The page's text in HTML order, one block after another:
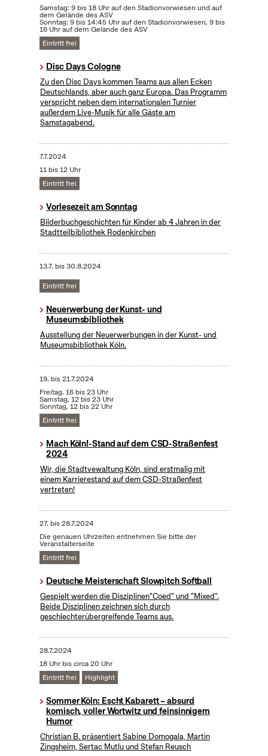
Samstag: 9 bis 18 Uhr auf den Stadionvorwiesen und auf
dem Gelände des ASV
Sonntag: 9 bis 14:45 Uhr auf den Stadionvorwiesen, 9 bis
16 Uhr auf dem Gelände des ASV
Eintritt frei
Disc Days Cologne
Zu den Disc Days kommen Teams aus allen Ecken
Deutschlands, aber auch ganz Europa. Das Programm
verspricht neben dem internationalen Turnier
außerdem Live-Musik für alle Gäste am
Samstagabend.
7.7.2024
11 bis 12 Uhr
Eintritt frei
Vorlesezeit am Sonntag
Bilderbuchgeschichten für Kinder ab 4 Jahren in der
Stadtteilbibliothek Rodenkirchen
13.7. bis30.8.2024
Eintritt frei
Neuerwerbung der Kunst- und
Museumsbibliothek
Ausstellung der Neuerwerbungen in der Kunst- und
Museumsbibliothek Köln.
19. bis21.7.2024
Freitag, 16 bis 23 Uhr
Samstag, 12 bis 23 Uhr
Sonntag, 12 bis 22 Uhr
Eintritt frei
Mach Köln!-Stand auf dem CSD-Straßenfest
2024
Wir, die Stadtvewaltung Köln, sind erstmalig mit
einem Karrierestand auf dem CSD-Straßenfest
vertreten!
27. bis28.7.2024
Die genauen Uhrzeiten entnehmen Sie bitte der
Veranstalterseite
Eintritt frei
Deutsche Meisterschaft Slowpitch Softball
Gespielt werden die Disziplinen"Coed" und "Mixed".
Beide Disziplinen zeichnen sich durch
geschlechterübergreifende Teams aus.
28.7.2024
18 Uhr bis circa 20 Uhr
Eintritt frei
Highlight
Sommer Köln: Escht Kabarett – absurd
komisch, voller Wortwitz und feinsinnigem
Humor
Christian B. präsentiert Sabine Domogala, Martin
Zingsheim, Sertac Mutlu und Stefan Reusch